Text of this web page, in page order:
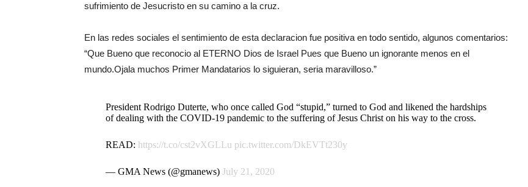
sufrimiento de Jesucristo en su camino a la cruz.
En las redes sociales el sentimiento de esta declaracion fue positiva en todo sentido, algunos comentarios:
“Que Bueno que reconocio al ETERNO Dios de Israel Pues que Bueno un ignorante menos en el
mundo.Ojala muchos Primer Mandatarios lo siguieran, seria maravilloso.”
President Rodrigo Duterte, who once called God “stupid,” turned to God and likened the hardships
of dealing with the COVID-19 pandemic to the suffering of Jesus Christ on his way to the cross.
READ: https://t.co/cst2vXGLLu pic.twitter.com/DkEVTt230y
— GMA News (@gmanews) July 21, 2020